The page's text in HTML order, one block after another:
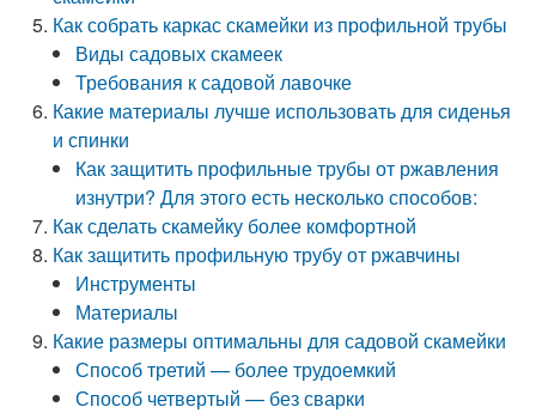
Как собрать каркас скамейки из профильной трубы
Виды садовых скамеек
Требования к садовой лавочке
Какие материалы лучше использовать для сиденья
и спинки
Как защитить профильные трубы от ржавления
изнутри? Для этого есть несколько способов:
Как сделать скамейку более комфортной
Как защитить профильную трубу от ржавчины
Инструменты
Материалы
Какие размеры оптимальны для садовой скамейки
Способ третий — более трудоемкий
Способ четвертый — без сварки